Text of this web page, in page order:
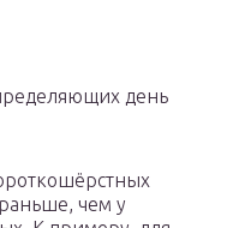
день
чем у